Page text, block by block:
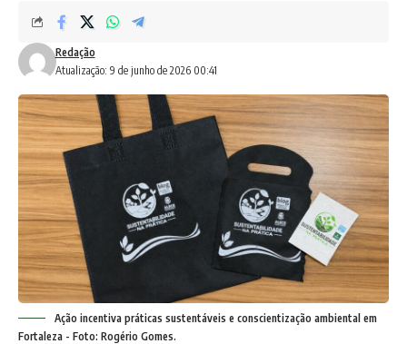
Atualização: 9 de junho de 2026 00:41
Redação
Ação incentiva práticas sustentáveis e conscientização ambiental em
Fortaleza - Foto: Rogério Gomes.